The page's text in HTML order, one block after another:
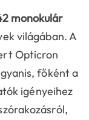
monokulár
világában. A
Opticron
főként a
igényeihez